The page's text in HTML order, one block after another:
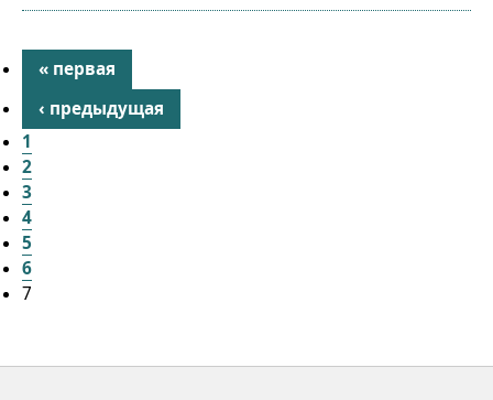
« первая
‹ предыдущая
1
2
3
4
5
6
7